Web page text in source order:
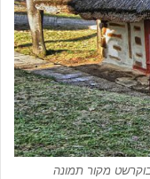
מקור תמונה